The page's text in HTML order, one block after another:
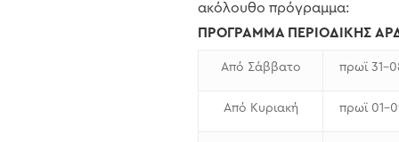
ακόλουθο πρόγραμμα:
ΠΡΟΓΡΑΜΜΑ ΠΕΡΙΟΔΙΚΗΣ
Από Σάββατο πρωϊ 31-
Από Κυριακή πρωϊ 01-